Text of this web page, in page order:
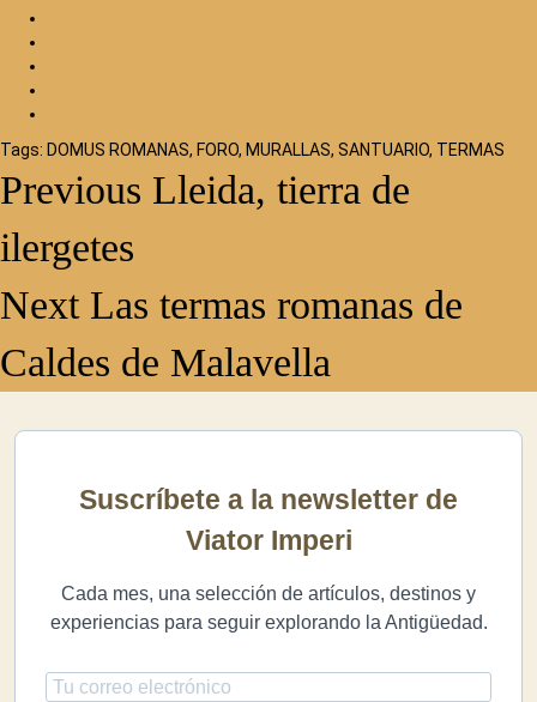
Tags: DOMUS ROMANAS, FORO, MURALLAS, SANTUARIO, TERMAS
Continue
Reading
Previous Lleida, tierra de
ilergetes
NextLas termas romanas de
Caldes de Malavella
Suscríbete a la newsletter de
Viator Imperi
Cada mes, una selección de artículos, destinos y
experiencias para seguir explorando la Antigüedad.